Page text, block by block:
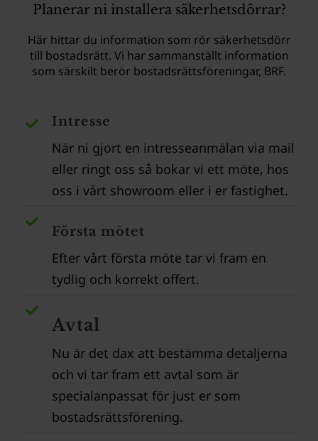
Planerar ni installera säkerhetsdörrar?
Här hittar du information som rör säkerhetsdörr
till bostadsrätt. Vi har sammanställt information
som särskilt berör bostadsrättsföreningar, BRF.
Intresse
När ni gjort en intresseanmälan via mail
eller ringt oss så bokar vi ett möte, hos
oss i vårt showroom eller i er fastighet.
Första mötet
Efter vårt första möte tar vi fram en
tydlig och korrekt offert.
Avtal
Nu är det dax att bestämma detaljerna
och vi tar fram ett avtal som är
specialanpassat för just er som
bostadsrättsförening.